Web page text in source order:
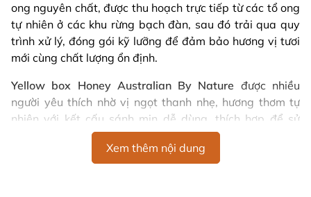
ong nguyên chất, được thu hoạch trực tiếp từ các tổ ong
tự nhiên ở các khu rừng bạch đàn, sau đó trải qua quy
trình xử lý, đóng gói kỹ lưỡng để đảm bảo hương vị tươi
mới cùng chất lượng ổn định.
Yellow box Honey Australian By Nature được nhiều
người yêu thích nhờ vị ngọt thanh nhẹ, hương thơm tự
nhiên với kết cấu sánh mịn dễ dùng, thích hợp để sử
dụng hằng ngày như một lựa chọn ngọt lành từ thiên
nhiên, thay thế cho đường tinh luyện trong trà, món ăn
Xem thêm nội dung